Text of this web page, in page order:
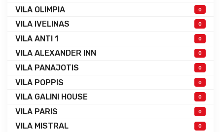
VILA OLIMPIA 0
VILA IVELINAS 0
VILA ANTI 1 0
VILA ALEXANDER INN 0
VILA PANAJOTIS 0
VILA POPPIS 0
VILA GALINI HOUSE 0
VILA PARIS 0
VILA MISTRAL 0